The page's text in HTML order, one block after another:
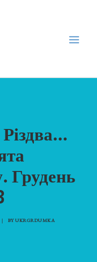
Грудень
| BYUKRGRDUMKA